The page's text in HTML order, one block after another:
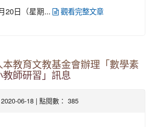
20日（星期... 觀看完整文章
教育文教基金會辦理「數學素
師研習」訊息
06-18 | 點閱數： 385